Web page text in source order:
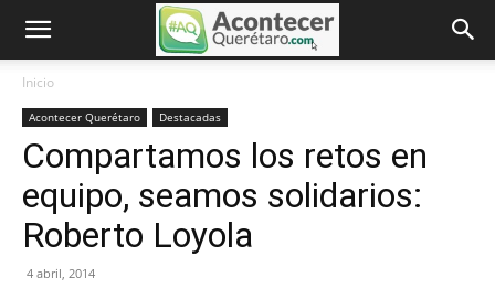
Inicio
Acontecer Querétaro Destacadas
Compartamos los retos en
equipo, seamos solidarios:
Roberto Loyola
4 abril, 2014